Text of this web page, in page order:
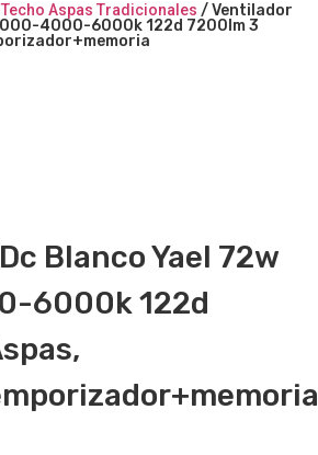
Aspas Tradicionales / Ventilador
4000-6000k 122d 7200lm 3
Blanco Yael 72w
6000k 122d